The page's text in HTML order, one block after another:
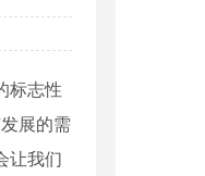
标志性
展的需
让我们